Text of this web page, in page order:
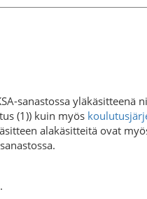
sanastossa yläkäsitteenä
(1)) kuin myös
alakäsitteitä ovat
.